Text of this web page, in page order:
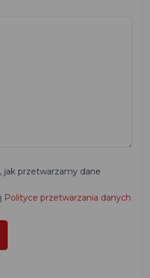
przetwarzamy dane
Polityce przetwarzania danych